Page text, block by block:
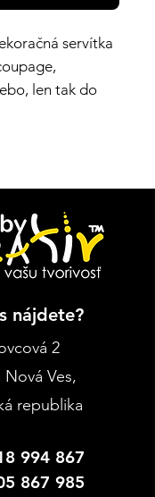
servítka
len tak do
nájdete?
2
Nová Ves,
republika
994 867
867 985